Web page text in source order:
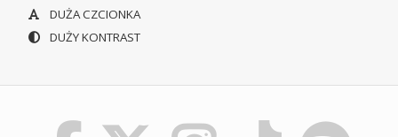
DUŻA CZCIONKA
DUŻY KONTRAST